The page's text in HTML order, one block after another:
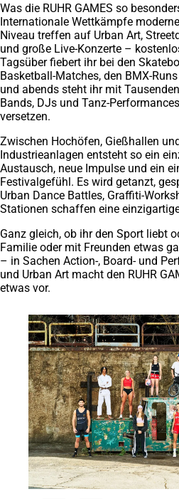
Was die RUHR GAMES so
Internationale Wettkämpfe
Niveau treffen auf Urban Art,
und große Live-Konzerte –
Tagsüber fiebert ihr bei den
Basketball-Matches, den BMX-
und abends steht ihr mit
Bands, DJs und Tanz-
versetzen.
Zwischen Hochöfen, Gießhallen
Industrieanlagen entsteht so ein
Austausch, neue Impulse und ein
Festivalgefühl. Es wird getanzt,
Urban Dance Battles, Graffiti-
Stationen schaffen eine
Ganz gleich, ob ihr den Sport liebt
Familie oder mit Freunden etwas
– in Sachen Action-, Board- und
und Urban Art macht den RUHR
etwas vor.